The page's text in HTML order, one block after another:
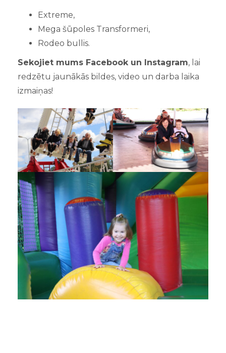
Extreme,
Mega šūpoles Transformeri,
Rodeo bullis.
Sekojiet mums Facebook un Instagram, lai
redzētu jaunākās bildes, video un darba laika
izmaiņas!